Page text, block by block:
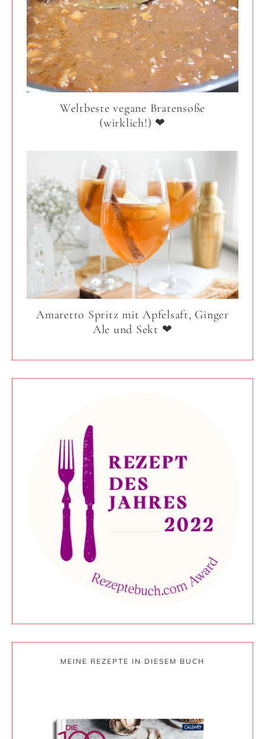
Weltbeste vegane Bratensoße
(wirklich!) ❤
Amaretto Spritz mit Apfelsaft, Ginger
Ale und Sekt ❤
MEINE REZEPTE IN DIESEM BUCH